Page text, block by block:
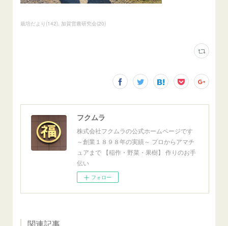
栽培だより (142) 加賀営農研究会(20)
フクムラ
株式会社フクムラの公式ホームページです
～創業１８９８年の実績～ プロからアマチ
ュアまで 【稲作・野菜・果樹】 作りのお手
伝い
フォロー